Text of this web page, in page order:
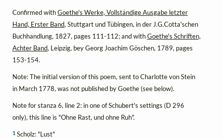
Confirmed withGoethe's Werke, Vollständige Ausgabe letzter
Hand, Erster Band, Stuttgart und Tübingen, in der J.G.Cotta'schen
Buchhandlung, 1827, pages 111-112; and withGoethe's Schriften,
Achter Band, Leipzig, bey Georg Joachim Göschen, 1789, pages
153-154.
Note: The initial version of this poem, sent to Charlotte von Stein
in March 1778, was not published by Goethe (see below).
Note for stanza 6, line 2: in one of Schubert's settings (D 296
only), this line is "Ohne Rast, und ohne Ruh".
1Scholz: "Lust"